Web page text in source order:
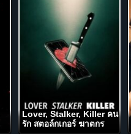
Lover, Stalker, Killer คน
รัก สตอล์กเกอร์ ฆาตกร